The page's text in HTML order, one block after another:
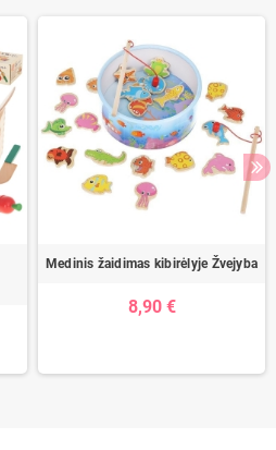
Medinis žaidimas kibirėlyje Žvejyba
8,90 €